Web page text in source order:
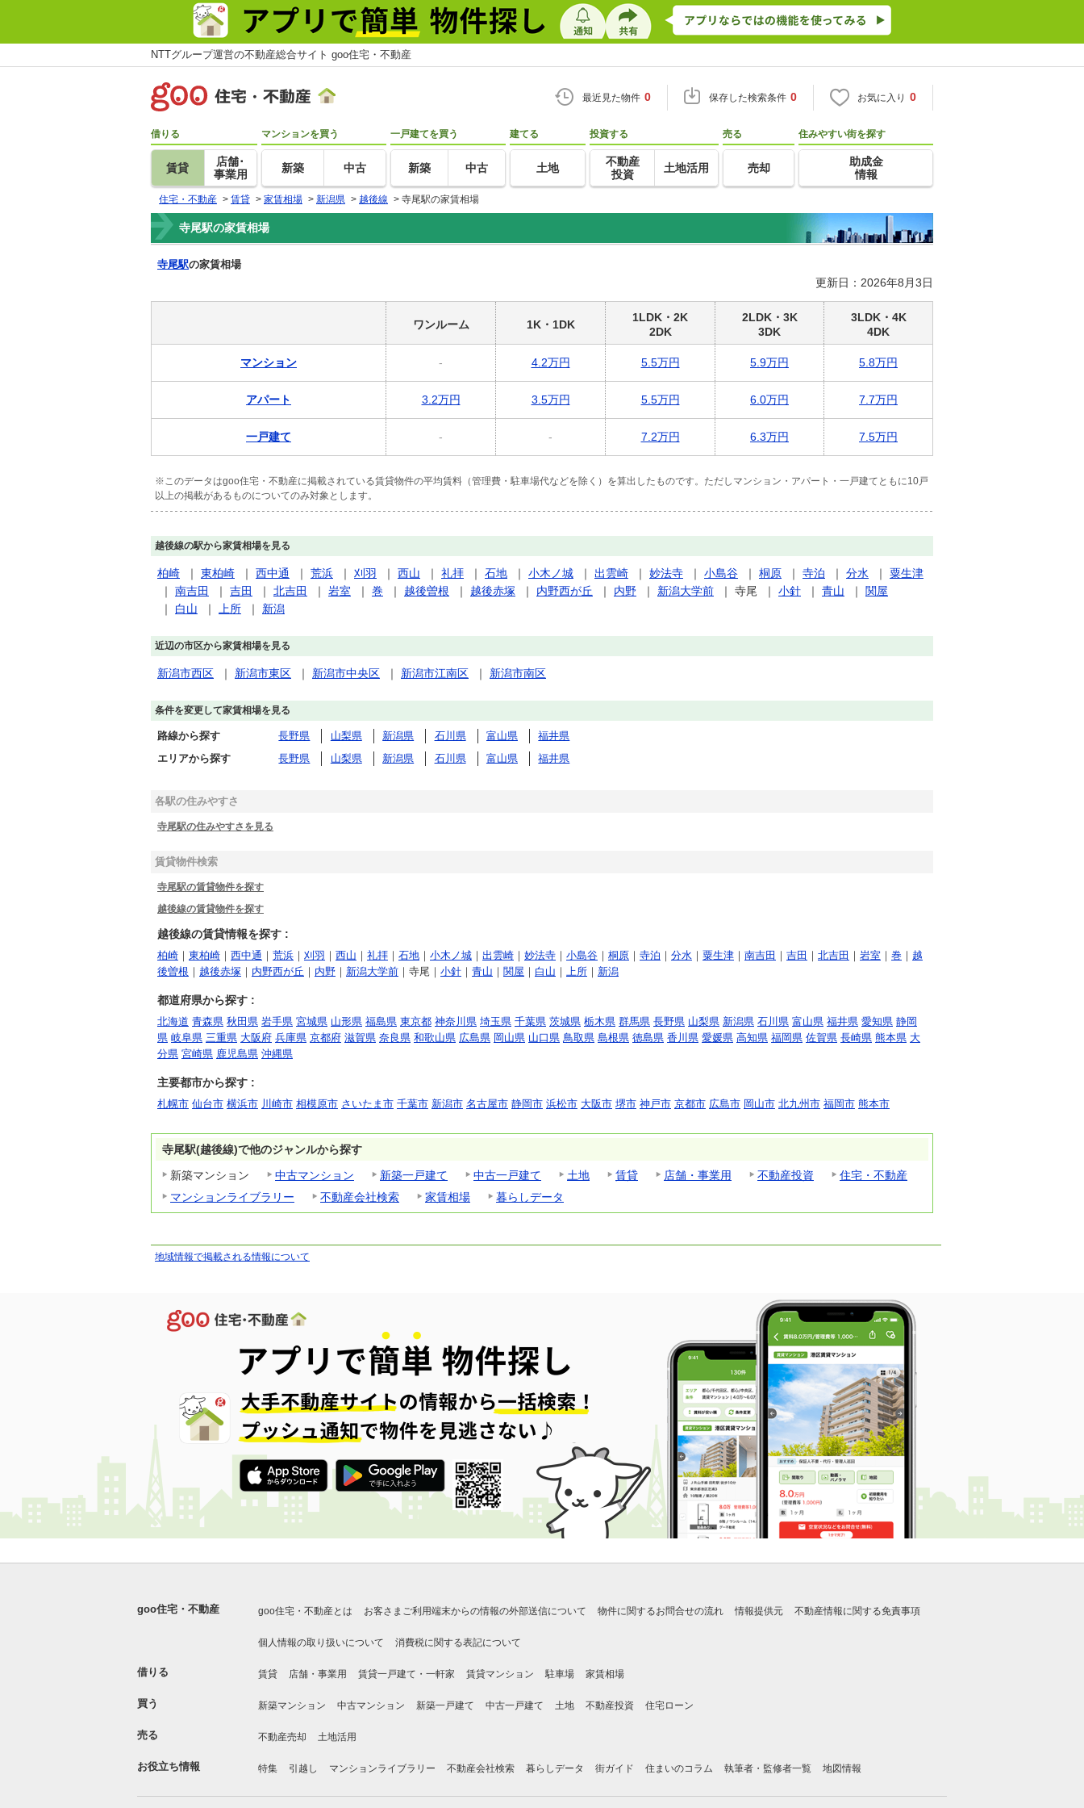
NTTグループ運営の不動産総合サイト goo住宅・不動産
最近見た物件 0 保存した検索条件 0 お気に入り 0
借りる
賃貸
店舗･
事業用
マンションを買う
新築 中古
一戸建てを買う
新築 中古
建てる
土地
投資する
不動産
投資
土地活用
売る
売却
住みやすい街を探す
助成金
情報
住宅・不動産 > 賃貸 > 家賃相場 > 新潟県 > 越後線 > 寺尾駅の家賃相場
寺尾駅の家賃相場
寺尾駅の家賃相場
更新日：2026年8月3日
ワンルーム 1K・1DK
1LDK・2K
2DK
2LDK・3K
3DK
3LDK・4K
4DK
マンション - 4.2万円 5.5万円 5.9万円 5.8万円
アパート 3.2万円 3.5万円 5.5万円 6.0万円 7.7万円
一戸建て - - 7.2万円 6.3万円 7.5万円
※このデータはgoo住宅・不動産に掲載されている賃貸物件の平均賃料（管理費・駐車場代などを除く）を算出したものです。ただしマンション・アパート・一戸建てともに10戸
以上の掲載があるものについてのみ対象とします。
越後線の駅から家賃相場を見る
柏崎 ｜ 東柏崎 ｜ 西中通 ｜ 荒浜 ｜ 刈羽 ｜ 西山 ｜ 礼拝 ｜ 石地 ｜ 小木ノ城 ｜ 出雲崎 ｜ 妙法寺 ｜ 小島谷 ｜ 桐原 ｜ 寺泊 ｜ 分水 ｜ 粟生津
｜ 南吉田 ｜ 吉田 ｜ 北吉田 ｜ 岩室 ｜ 巻 ｜ 越後曽根 ｜ 越後赤塚 ｜ 内野西が丘 ｜ 内野 ｜ 新潟大学前 ｜ 寺尾 ｜ 小針 ｜ 青山 ｜ 関屋
｜ 白山 ｜ 上所 ｜ 新潟
近辺の市区から家賃相場を見る
新潟市西区 ｜ 新潟市東区 ｜ 新潟市中央区 ｜ 新潟市江南区 ｜ 新潟市南区
条件を変更して家賃相場を見る
路線から探す 長野県 山梨県 新潟県 石川県 富山県
福井県
エリアから探す
長野県 山梨県 新潟県 石川県 富山県 福井県
各駅の住みやすさ
寺尾駅の住みやすさを見る
賃貸物件検索
寺尾駅の賃貸物件を探す
越後線の賃貸物件を探す
越後線の賃貸情報を探す :
柏崎 ｜ 東柏崎 ｜ 西中通 ｜ 荒浜 ｜ 刈羽 ｜ 西山 ｜ 礼拝 ｜ 石地 ｜ 小木ノ城 ｜ 出雲崎 ｜ 妙法寺 ｜ 小島谷 ｜ 桐原 ｜ 寺泊 ｜ 分水 ｜ 粟生津 ｜ 南吉田 ｜ 吉田 ｜ 北吉田 ｜ 岩室 ｜ 巻 ｜ 越
後曽根 ｜ 越後赤塚 ｜ 内野西が丘 ｜ 内野 ｜ 新潟大学前 ｜寺尾｜ 小針 ｜ 青山 ｜ 関屋 ｜ 白山 ｜ 上所 ｜ 新潟
都道府県から探す :
北海道 青森県 秋田県 岩手県 宮城県 山形県 福島県 東京都 神奈川県 埼玉県 千葉県 茨城県 栃木県 群馬県 長野県 山梨県 新潟県 石川県 富山県 福井県 愛知県 静岡
県 岐阜県 三重県 大阪府 兵庫県 京都府 滋賀県 奈良県 和歌山県 広島県 岡山県 山口県 鳥取県 島根県 徳島県 香川県 愛媛県 高知県 福岡県 佐賀県 長崎県 熊本県 大
分県 宮崎県 鹿児島県 沖縄県
主要都市から探す :
札幌市 仙台市 横浜市 川崎市 相模原市 さいたま市 千葉市 新潟市 名古屋市 静岡市 浜松市 大阪市 堺市 神戸市 京都市 広島市 岡山市 北九州市 福岡市 熊本市
寺尾駅(越後線)で他のジャンルから探す
新築マンション
中古マンション 新築一戸建て 中古一戸建て 土地 賃貸 店舗・事業用 不動産投資
住宅・不動産
マンションライブラリー
不動産会社検索 家賃相場 暮らしデータ
地域情報で掲載される情報について
goo住宅・不動産 goo住宅・不動産とは お客さまご利用端末からの情報の外部送信について 物件に関するお問合せの流れ 情報提供元 不動産情報に関する免責事項
個人情報の取り扱いについて 消費税に関する表記について
借りる 賃貸 店舗・事業用 賃貸一戸建て・一軒家 賃貸マンション 駐車場 家賃相場
買う 新築マンション 中古マンション 新築一戸建て 中古一戸建て 土地 不動産投資 住宅ローン
売る 不動産売却 土地活用
お役立ち情報 特集 引越し マンションライブラリー 不動産会社検索 暮らしデータ 街ガイド 住まいのコラム 執筆者・監修者一覧 地図情報